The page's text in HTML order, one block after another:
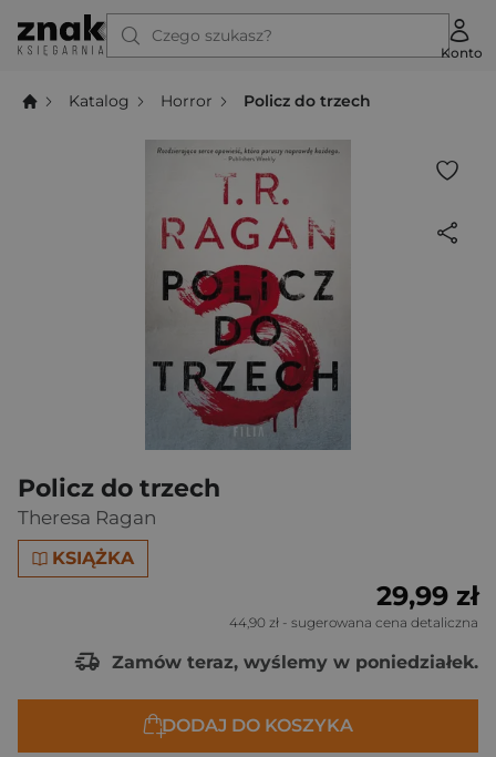
Czego szukasz?
Konto
Katalog Horror Policz do trzech
Policz do trzech
Theresa Ragan
KSIĄŻKA
29,99 zł
44,90 zł - sugerowana cena detaliczna
Zamów teraz, wyślemy w poniedziałek.
DODAJ DO KOSZYKA